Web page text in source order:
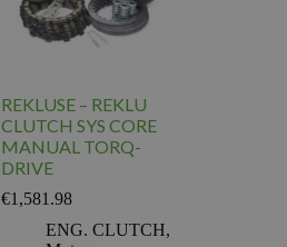
REKLUSE – REKLU
CLUTCH SYS CORE
MANUAL TORQ-
DRIVE
€1,581.98
ENG. CLUTCH,